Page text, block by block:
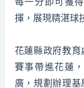
揮，展現精湛球
花蓮縣政府教
賽事帶進花蓮
廣，規劃辦理